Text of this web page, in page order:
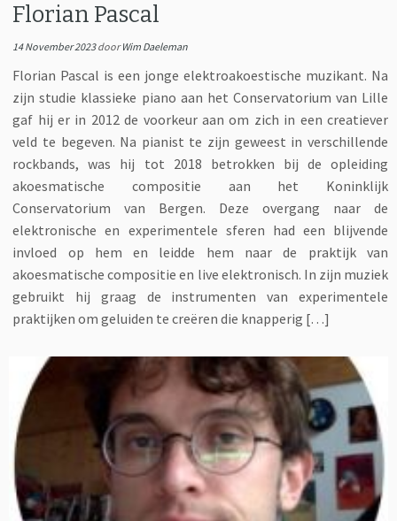
Florian Pascal
14 November 2023doorWim Daeleman
Florian Pascal is een jonge elektroakoestische muzikant. Na
zijn studie klassieke piano aan het Conservatorium van Lille
gaf hij er in 2012 de voorkeur aan om zich in een creatiever
veld te begeven. Na pianist te zijn geweest in verschillende
rockbands, was hij tot 2018 betrokken bij de opleiding
akoesmatische compositie aan het Koninklijk
Conservatorium van Bergen. Deze overgang naar de
elektronische en experimentele sferen had een blijvende
invloed op hem en leidde hem naar de praktijk van
akoesmatische compositie en live elektronisch. In zijn muziek
gebruikt hij graag de instrumenten van experimentele
praktijken om geluiden te creëren die knapperig […]